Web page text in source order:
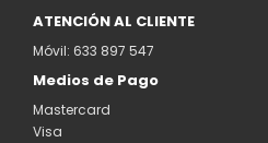
ATENCIÓN AL CLIENTE
Móvil: 633 897 547
Medios de Pago
Mastercard
Visa